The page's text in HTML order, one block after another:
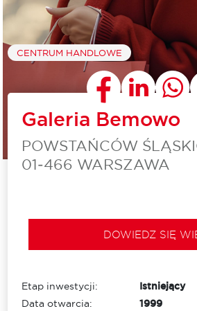
CENTRUM HANDLOWE
Galeria Bemowo
POWSTAŃCÓW
01‑466 WARSZAWA
DOWIEDZ SIĘ
Etap inwestycji:
Istniejący
Data otwarcia:
1999